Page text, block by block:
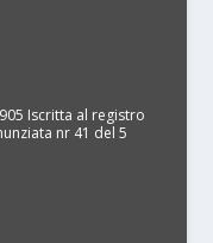
Iscritta al registro
nr 41 del 5